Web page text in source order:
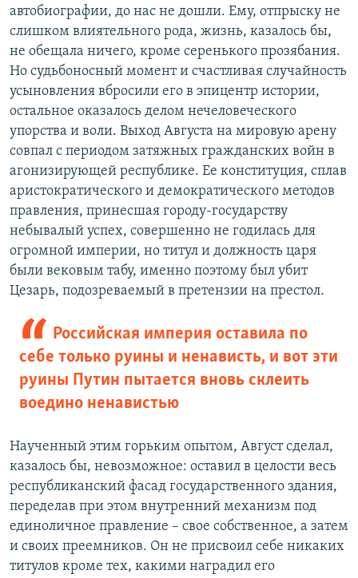
автобиографии, до нас не дошли. Ему, отпрыску не
слишком влиятельного рода, жизнь, казалось бы,
не обещала ничего, кроме серенького прозябания.
Но судьбоносный момент и счастливая случайность
усыновления вбросили его в эпицентр истории,
остальное оказалось делом нечеловеческого
упорства и воли. Выход Августа на мировую арену
совпал с периодом затяжных гражданских войн в
агонизирующей республике. Ее конституция, сплав
аристократического и демократического методов
правления, принесшая городу-государству
небывалый успех, совершенно не годилась для
огромной империи, но титул и должность царя
были вековым табу, именно поэтому был убит
Цезарь, подозреваемый в претензии на престол.
Российская империя оставила по
себе только руины и ненависть, и вот эти
руины Путин пытается вновь склеить
воедино ненавистью
Наученный этим горьким опытом, Август сделал,
казалось бы, невозможное: оставил в целости весь
республиканский фасад государственного здания,
переделав при этом внутренний механизм под
единоличное правление – свое собственное, а затем
и своих преемников. Он не присвоил себе никаких
титулов кроме тех, какими наградил его